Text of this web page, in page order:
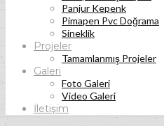
Panjur Kepenk
Pimapen Pvc Doğrama
Sineklik
Projeler
Tamamlanmış Projeler
Galeri
Foto Galeri
Video Galeri
İletişim